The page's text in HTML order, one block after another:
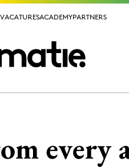
VACATURESACADEMYPARTNERS
VACATURESACADEMYPARTNERS
every